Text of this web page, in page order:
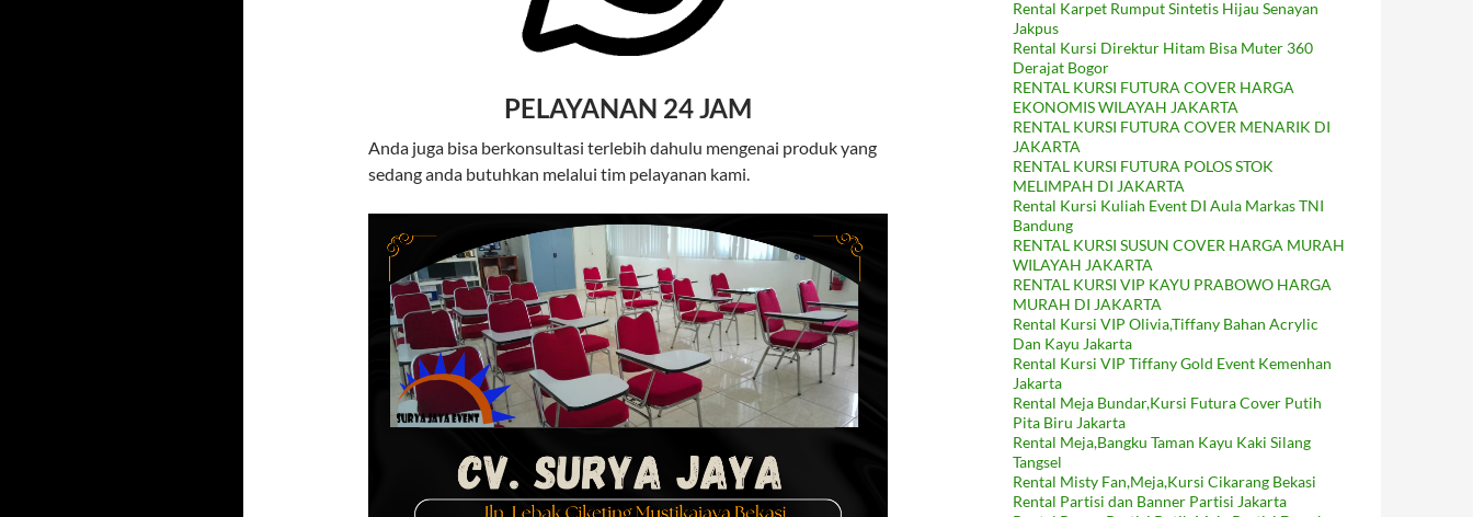
PELAYANAN 24 JAM
Anda juga bisa berkonsultasi terlebih dahulu mengenai produk yang
sedang anda butuhkan melalui tim pelayanan kami.
Rental Karpet Rumput Sintetis Hijau Senayan
Jakpus
Rental Kursi Direktur Hitam Bisa Muter 360
Derajat Bogor
RENTAL KURSI FUTURA COVER HARGA
EKONOMIS WILAYAH JAKARTA
RENTAL KURSI FUTURA COVER MENARIK DI
JAKARTA
RENTAL KURSI FUTURA POLOS STOK
MELIMPAH DI JAKARTA
Rental Kursi Kuliah Event DI Aula Markas TNI
Bandung
RENTAL KURSI SUSUN COVER HARGA MURAH
WILAYAH JAKARTA
RENTAL KURSI VIP KAYU PRABOWO HARGA
MURAH DI JAKARTA
Rental Kursi VIP Olivia,Tiffany Bahan Acrylic
Dan Kayu Jakarta
Rental Kursi VIP Tiffany Gold Event Kemenhan
Jakarta
Rental Meja Bundar,Kursi Futura Cover Putih
Pita Biru Jakarta
Rental Meja,Bangku Taman Kayu Kaki Silang
Tangsel
Rental Misty Fan,Meja,Kursi Cikarang Bekasi
Rental Partisi dan Banner Partisi Jakarta